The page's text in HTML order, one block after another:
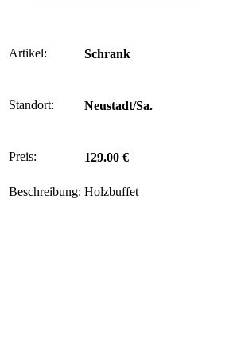
Artikel: Schrank
Standort: Neustadt/Sa.
Preis: 129.00 €
Beschreibung: Holzbuffet